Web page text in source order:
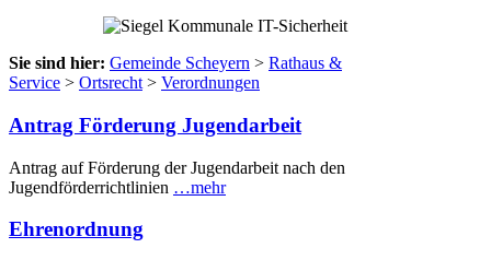
Sie sind hier: Gemeinde Scheyern > Rathaus &
Service > Ortsrecht > Verordnungen
Antrag Förderung Jugendarbeit
Antrag auf Förderung der Jugendarbeit nach den
Jugendförderrichtlinien …mehr
Ehrenordnung